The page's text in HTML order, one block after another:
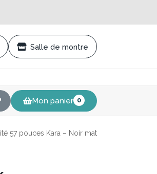
Salle de montre
Mon panier 0
57 pouces Kara – Noir mat